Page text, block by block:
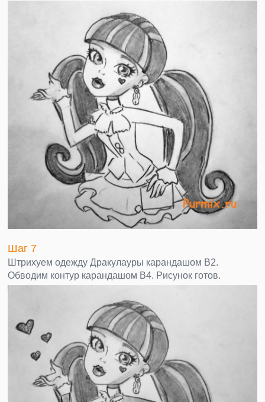
Шаг 7
Штрихуем одежду Дракулауры карандашом В2.
Обводим контур карандашом В4. Рисунок готов.